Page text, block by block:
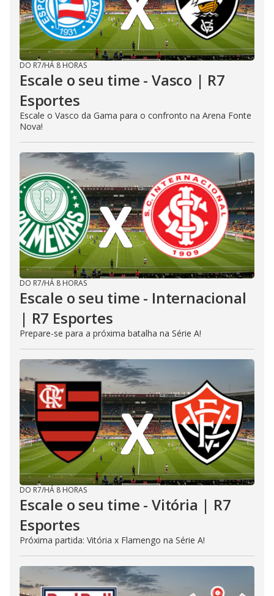
DO R7/HÁ 8 HORAS
Escale o seu time - Vasco | R7
Esportes
Escale o Vasco da Gama para o confronto na Arena Fonte
Nova!
DO R7/HÁ 8 HORAS
Escale o seu time - Internacional
| R7 Esportes
Prepare-se para a próxima batalha na Série A!
DO R7/HÁ 8 HORAS
Escale o seu time - Vitória | R7
Esportes
Próxima partida: Vitória x Flamengo na Série A!